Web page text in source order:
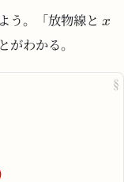
う。「放物線と
がわかる。
§